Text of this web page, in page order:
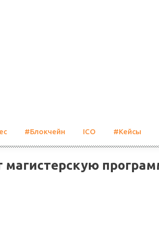
#Блокчейн ICO #Кейсы
магистерскую